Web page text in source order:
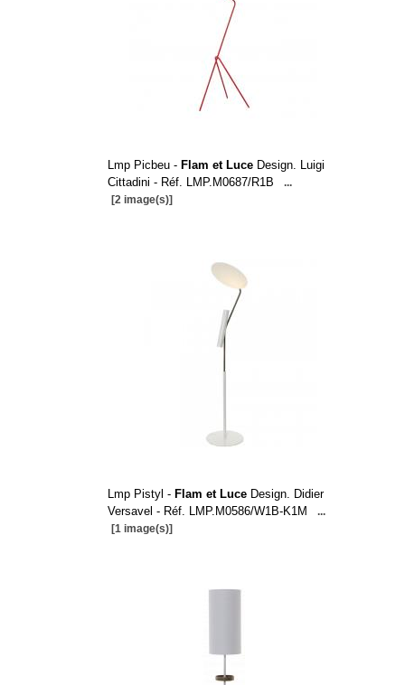
Lmp Picbeu - Flam et LuceDesign. Luigi
Cittadini - Réf. LMP.M0687/R1B
...
[2 image(s)]
Lmp Pistyl - Flam et LuceDesign. Didier
Versavel - Réf. LMP.M0586/W1B-K1M
...
[1 image(s)]